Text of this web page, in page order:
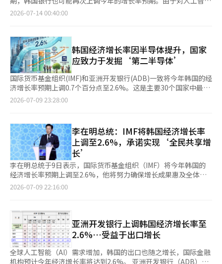
力。每人国民收入5万美元也不能仅依靠汇率效应或部分大企业的
业绩来填补。生产力的提高必须转化为工资和家庭收入的增长，国
境发生变化时，如何调整目标和政策也应予以说明。如果为了实现
目标而进行不合理的财政支出、政策融资或房地产刺激，345将难
以避免747的命运。 345并不是被嘲笑或预先判定失败的口号。提
高潜在增长率、扩大出口领域、迈入每人国民收入5万美元是韩国
经济必须面对的挑战。然而，越是雄心勃勃的目标，越需要从冷静
的现实认知出发。747留下的最大教训并不是降低目标，而是要先
制定执行路径，专注于改变经济体质，而非短期成果。这是李在明
3%的增长。然而，2021年是受新冠疫情影响后的反弹阶段，因此
如果不考虑这一因素，今年将是自2017年以来九年来首次实现3%
的背景主要是半导体的繁荣。由于全球对AI的需求扩大，半导体价
格和出口急剧上升，分析认为这推动了韩国经济的增长路径。政府
预计今年的通关出口增长率将达到40.0%，经常账户盈余将达到
2900亿美元，远超原先预期的1350亿美元。 财政经济部经济政策
局局长柳炳熙表示：“由于半导体价格飙升改善了贸易条件，预计
今年名义国内生产总值（GDP）增长率将达到12.3%。”这是自
1996年以来的最高水平，政府预计名义增长率的扩大将使人均国
民总收入（GNI）接近4万美元，国家债务比率将低于原先预期，
限。政府将今年的就业人数增长预期从原先的16万人下调至15万
人。这是因为以半导体为中心的增长对就业的拉动效应不大，加上
4至5月的就业表现不佳。 消费者物价的预期从原先的2.1%上调至
2.6%。这是由于中东战争导致的油价波动和石油价格上涨的影
响。政府计划通过最高价格制度、降低油税和对农渔产品的折扣支
持等政策措施来管理物价上涨压力。 三大重大项目推动潜在增长
率反弹…温暖惠及地方与青年 为实现这些经济成果，战略主要分
为三个领域。首先是中东战争后宏观经济的稳定及供应链和能源的
应对高物价、高汇率和高利率等“三高风险”。建立宏观经济、金
融与外汇市场、房地产的综合应对体系，并继续积极的财政运作基
调。 在财政领域，政府计划设立未来应对基金，集中投资于青
年、下一代增长动力、地方和教育等领域，以应对因半导体繁荣等
带来的预期追加税收。 为加强供应链，政府将对可以在国内生产
（AI）投资扩大的半导体繁荣的预期超出预期，市场对韩国经济的
均为3.0%。这是外资投资银行对韩国增长率预期首次达到3%水
平。JP摩根预测的增长率最高，达到3.7%。花旗银行也将其预期
上调至3.5%，比之前高出0.5个百分点，预计将实现3%增长。 国
际金融机构也相继上调了预期。国际货币基金组织（IMF）将今年
韩国的增长率预期从1.9%上调至2.6%，这是在发达国家中幅度最
大的调整。亚洲开发银行（ADB）也将预期上调至2.6%，比之前
高出0.7个百分点，经济合作与发展组织（OECD）同样预测该水
平。 国内外机构上调增长率预期的原因在于半导体的繁荣。由于AI
而提升了韩国经济增长率的预期。韩国银行表示，AI投资的扩大导
致半导体需求增长速度超过供应，出现了与过去不同的经济周期现
象。 尤其是高带宽内存（HBM）等先进半导体由于工艺难度高，
供应限制将持续，预计至少在明年上半年，供需不平衡的扩张阶段
将持续。在SK海力士和美光的新工厂投入运营之前，供应不足的
情况可能会持续。 半导体的繁荣也带来了出口和经常账户的改
善。今年截至5月的累计经常账户盈余为1412亿8000万美元，超过
去年同期（339亿美元）的四倍。5月的经常账户盈余为386亿
账户将接近400亿美元。 这种趋势可能会反映在韩国银行的增长率
预期中。韩国银行在5月的经济展望修正中，将今年的增长率预期
从2.0%大幅上调至2.6%。韩国银行行长申炫松在最近的国会工作
报告中表示，关于增长率预期（2.6%）是否存在进一步上升的压
力时，他回答“是的”，暗示了上调的可能性。韩国银行将在8月
的经济展望修正中再次提出今年的增长率预期。 信永证券研究员
2026-07-14 00:40:00
韩国经济增长率因半导体提升，国家
应致力于发掘‘第二半导体’
国际货币基金组织(IMF)和亚洲开发银行(ADB)一致将今年韩国的经
济增长率预期上调0.7个百分点至2.6%。这是主要30个国家中最大
的积极指标。令人欣慰的是，2023年后，韩国的增长率将再次超
也令人振奋。 所有这些反转的核心是“半导体”。单一产业的出
口繁荣正在提升国家的增长率，成为韩国经济的救命稻草。 半导
体强国的地位并非偶然。1980年代，三星电子在周围的劝阻和怀
疑的目光中，毅然决然地宣布进军半导体业务。尽管面临技术限制
和巨额资本压力，他们依然实现了“超越差距”，成就了如今的全
球第一。 在经历了IMF外汇危机和全球金融危机等诸多波折后，SK
海力士在激烈的结构调整和破产危机中坚持不懈，成为引领人工智
能(AI)时代的高带宽内存(HBM)市场的领先企业，这段历史同样不
投资。员工们在“半导体将承担韩国未来”的信念下，奉献了自己
的力量。正是他们在别人认为不可能的领域大胆尝试，创造了世界
标准，今天的2.6%增长率正是这种挑战的结果。 当前的半导体繁
荣背后是人工智能这一巨大的范式转变。IMF在此次报告中指出，
AI投资正在提高生产力，但如果这种期待减弱，随时可能对经济整
体和金融市场造成重大压力。 如果半导体周期下滑，或者在全球
2026-07-09 23:28:00
李在明总统：IMF将韩国经济增长率
上调至2.6%，承诺实现‘全民共享增
长’
李在明总统于9日表示，国际货币基金组织（IMF）将今年韩国的
经济增长率预期上调至2.6%，他将努力确保增长成果惠及全体国
民。 李总统当天在社交媒体平台X（前身为推特）上介绍IMF的经
个百分点至2.5%。李总统对此表示，“这是主要发达国家中最高
的水平”。 他还提到，今年全球经济增长率预期较4月下调了0.1个
百分点，调整为3.0%。 李总统解释道：“尽管对中东能源的依赖
较高，但半导体和人工智能硬件的出口表现良好，推动了我们经济
的增长预期。” 不过，他也指出，增长率预期的改善尚未充分体
现在国民的感受上。 李总统表示：“这无疑是个好消息，但我也
2026-07-09 22:16:00
亚洲开发银行上调韩国经济增长率至
2.6%…受益于出口增长
全球人工智能（AI）需求增加，韩国的出口也随之增长，国际金融
机构预计今年经济增长率将达到2.6%。 亚洲开发银行（ADB）在